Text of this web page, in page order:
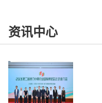
资讯中心